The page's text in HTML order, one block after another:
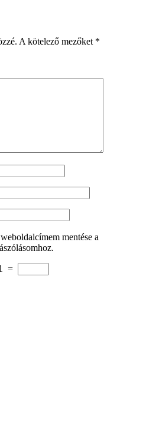
A kötelező mezőket *
mentése a
=